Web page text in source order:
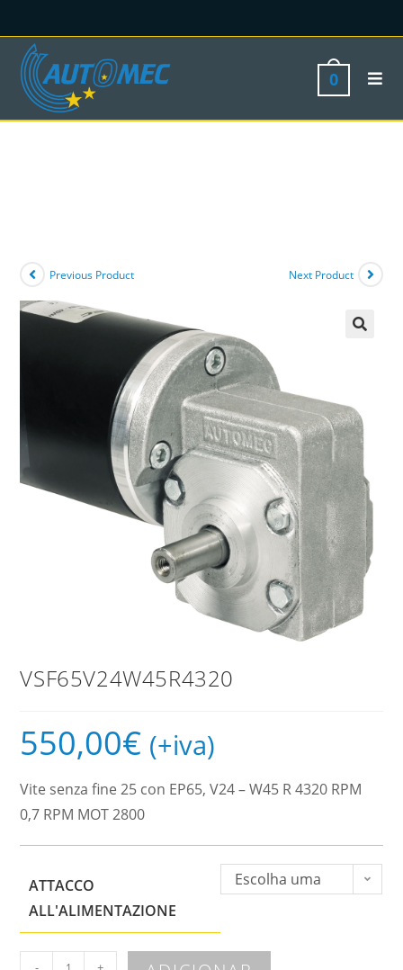
0
Previous Product Next Product
VSF65V24W45R4320
550,00€ (+iva)
Vite senza fine 25 con EP65, V24 – W45 R 4320 RPM
0,7 RPM MOT 2800
ATTACCO
ALL'ALIMENTAZIONE
Escolha uma